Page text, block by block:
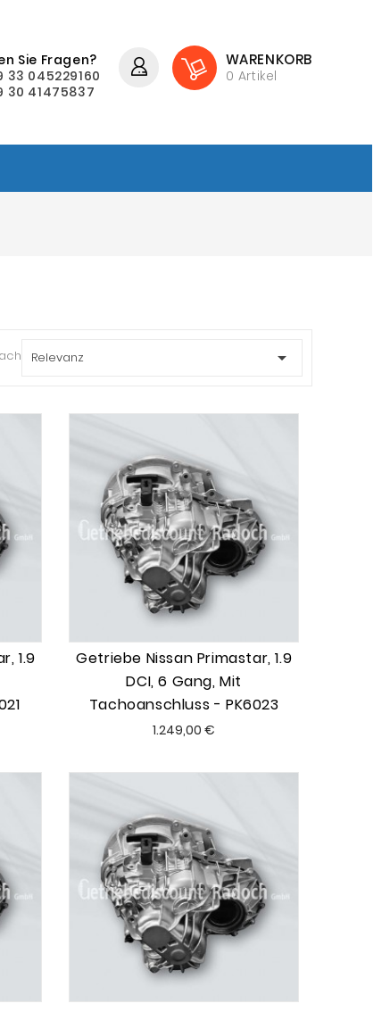
Sie Fragen?
33 045229160
30 41475837
WARENKORB
0 Artikel
Relevanz 
1.9
Getriebe Nissan Primastar, 1.9
DCI, 6 Gang, Mit
Tachoanschluss - PK6023
1.249,00 €